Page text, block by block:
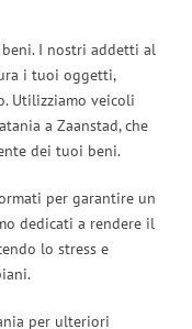
I nostri addetti al
i tuoi oggetti,
Utilizziamo veicoli
a Zaanstad, che
dei tuoi beni.
per garantire un
dedicati a rendere il
lo stress e
per ulteriori